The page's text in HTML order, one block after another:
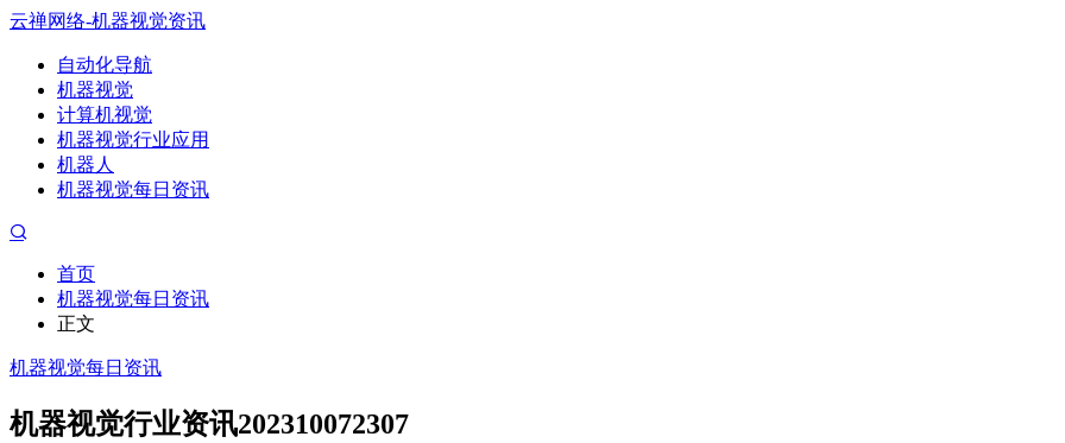
云禅网络-机器视觉资讯
自动化导航
机器视觉
计算机视觉
机器视觉行业应用
机器人
机器视觉每日资讯
首页
机器视觉每日资讯
正文
机器视觉每日资讯
机器视觉行业资讯202310072307